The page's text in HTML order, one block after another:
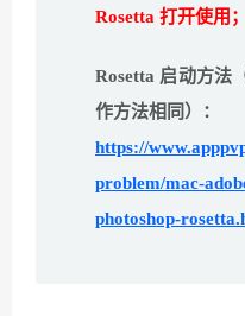
Rosetta 打开使用；
Rosetta 启动方法
作方法相同）：
https://
problem/mac-
photoshop-